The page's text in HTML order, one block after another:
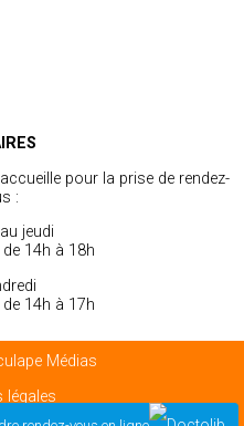
pour la prise de rendez-
:
jeudi
14h à 18h
14h à 17h
Médias
légales